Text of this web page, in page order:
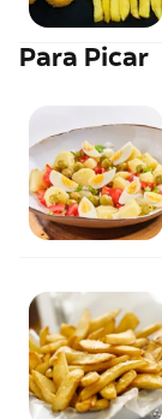
Para Picar